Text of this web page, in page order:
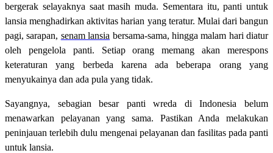
bergerak selayaknya saat masih muda. Sementara itu, panti untuk
lansia menghadirkan aktivitas harian yang teratur. Mulai dari bangun
pagi, sarapan, senam lansia bersama-sama, hingga malam hari diatur
oleh pengelola panti. Setiap orang memang akan merespons
keteraturan yang berbeda karena ada beberapa orang yang
menyukainya dan ada pula yang tidak.
Sayangnya, sebagian besar panti wreda di Indonesia belum
menawarkan pelayanan yang sama. Pastikan Anda melakukan
peninjauan terlebih dulu mengenai pelayanan dan fasilitas pada panti
untuk lansia.